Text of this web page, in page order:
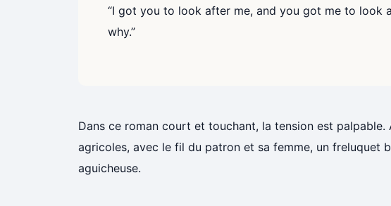
“I got you to look after me, and you got me to look
why.”
Dans ce roman court et touchant, la tension est palpable.
agricoles, avec le fil du patron et sa femme, un freluquet
aguicheuse.